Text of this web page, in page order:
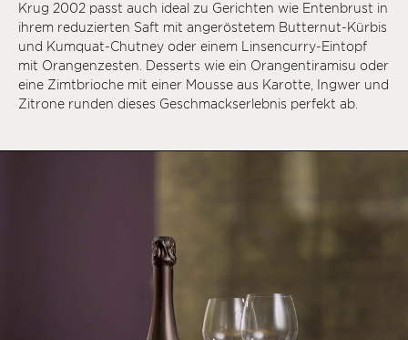
Krug 2002 passt auch ideal zu Gerichten wie Entenbrust in
ihrem reduzierten Saft mit angeröstetem Butternut-Kürbis
und Kumquat-Chutney oder einem Linsencurry-Eintopf
mit Orangenzesten. Desserts wie ein Orangentiramisu oder
eine Zimtbrioche mit einer Mousse aus Karotte, Ingwer und
Zitrone runden dieses Geschmackserlebnis perfekt ab.